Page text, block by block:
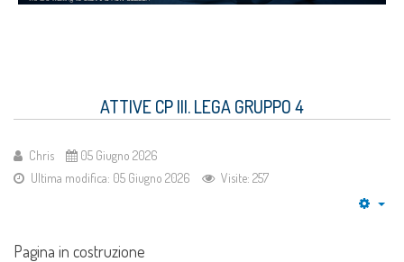
ATTIVE CP III. LEGA GRUPPO 4
Chris
05 Giugno 2026
Ultima modifica: 05 Giugno 2026
Visite: 257
Pagina in costruzione